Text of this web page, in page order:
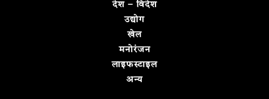
देश – विदेश
उद्योग
खेल
मनोरंजन
लाइफस्टाइल
अन्य